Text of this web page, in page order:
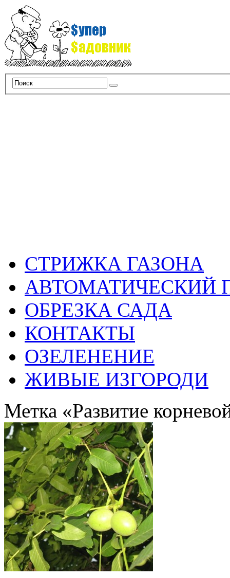
СТРИЖКА ГАЗОНА
АВТОМАТИЧЕСКИЙ
ОБРЕЗКА САДА
КОНТАКТЫ
ОЗЕЛЕНЕНИЕ
ЖИВЫЕ ИЗГОРОДИ
Метка «Развитие